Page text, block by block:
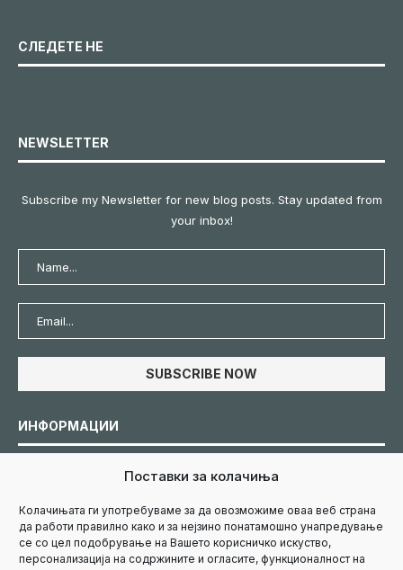
Поставки за колачиња
Колачињата ги употребуваме за да овозможиме оваа веб страна
да работи правилно како и за нејзино понатамошно унапредување
се со цел подобрување на Вашето корисничко искуство,
персонализација на содржините и огласите, функционалност на
СЛЕДЕТЕ НЕ
NEWSLETTER
Subscribe my Newsletter for new blog posts. Stay updated from
your inbox!
ИНФОРМАЦИИ
Политика за приватност